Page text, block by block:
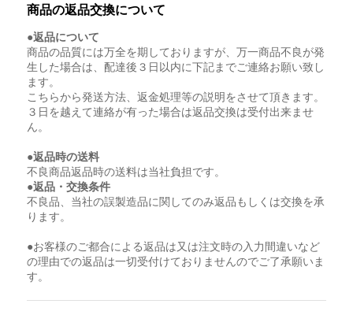
商品の返品交換について
●返品について
商品の品質には万全を期しておりますが、万一商品不良が発
生した場合は、配達後３日以内に下記までご連絡お願い致し
ます。
こちらから発送方法、返金処理等の説明をさせて頂きます。
３日を越えて連絡が有った場合は返品交換は受付出来ませ
ん。
●返品時の送料
不良商品返品時の送料は当社負担です。
●返品・交換条件
不良品、当社の誤製造品に関してのみ返品もしくは交換を承
ります。
●お客様のご都合による返品は又は注文時の入力間違いなど
の理由での返品は一切受付けておりませんのでご了承願いま
す。